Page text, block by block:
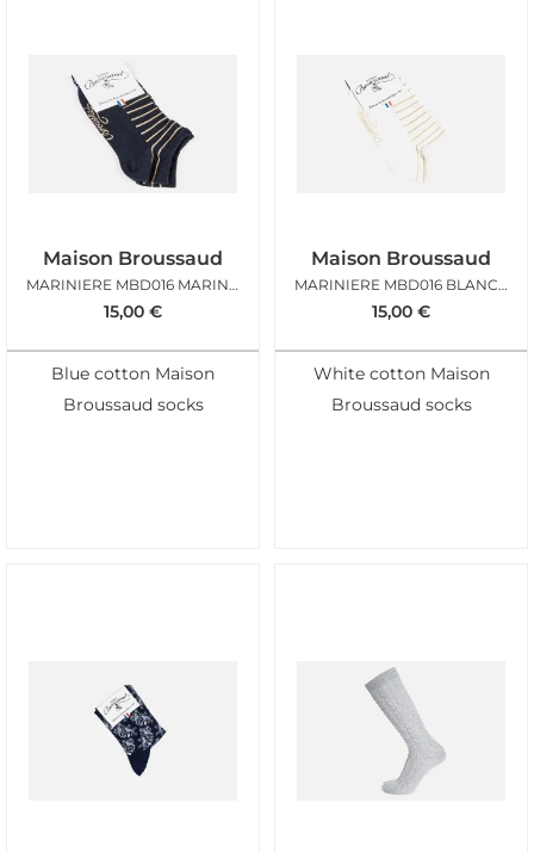
Maison Broussaud
MARINIERE MBD016 MARINE GOLD
15,00 €
Blue cotton Maison
Broussaud socks
Maison Broussaud
MARINIERE MBD016 BLANC DORE
15,00 €
White cotton Maison
Broussaud socks